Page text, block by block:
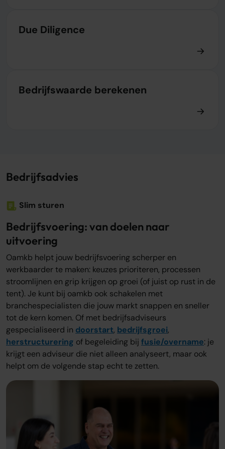
Due Diligence
Bedrijfswaarde berekenen
Bedrijfsadvies
Slim sturen
Bedrijfsvoering: van doelen naar
uitvoering
Oamkb helpt jouw bedrijfsvoering scherper en
werkbaarder te maken: keuzes prioriteren, processen
stroomlijnen en grip krijgen op groei (of juist op rust in de
tent). Je kunt bij oamkb ook schakelen met
branchespecialisten die jouw markt snappen en sneller
tot de kern komen. Of met bedrijfsadviseurs
gespecialiseerd in doorstart, bedrijfsgroei,
herstructurering of begeleiding bij fusie/overname: je
krijgt een adviseur die niet alleen analyseert, maar ook
helpt om de volgende stap echt te zetten.